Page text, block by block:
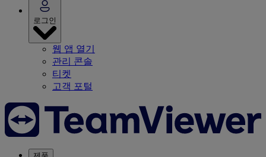
로그인
웹 앱 열기
관리 콘솔
티켓
고객 포털